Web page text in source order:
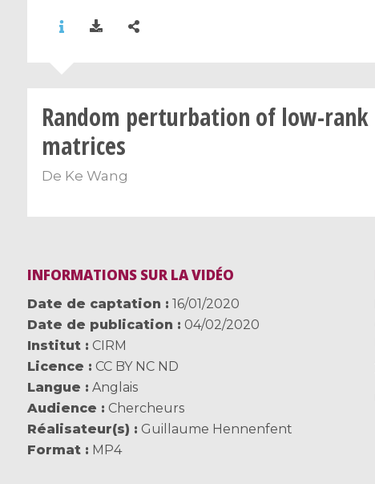
Random perturbation of low-rank
matrices
De Ke Wang
INFORMATIONS SUR LA VIDÉO
Date de captation
16/01/2020
Date de publication
04/02/2020
Institut
CIRM
Licence
CC BY NC ND
Langue
Anglais
Audience
Chercheurs
Réalisateur(s)
Guillaume Hennenfent
Format
MP4